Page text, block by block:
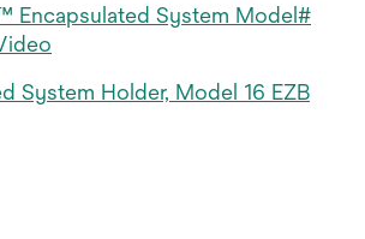
에
림
Encapsulated System Model#
에
System Holder, Model 16 EZB